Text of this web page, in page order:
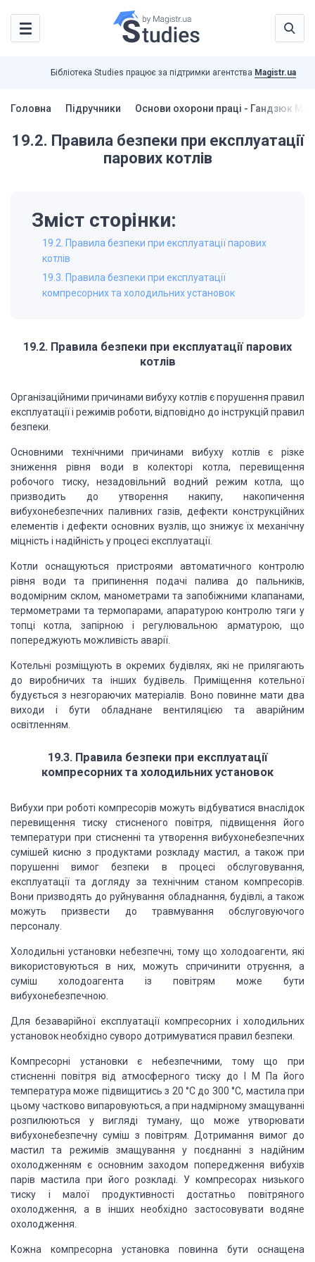
Бібліотека Studies працює за підтримки агентства Magistr.ua
Головна Підручники Основи охорони праці - Гандзюк М.П.
19.2. Правила безпеки при експлуатації
парових котлів
Зміст сторінки:
19.2. Правила безпеки при експлуатації парових
котлів
19.3. Правила безпеки при експлуатації
компресорних та холодильних установок
19.2. Правила безпеки при експлуатації парових
котлів
Організаційними причинами вибуху котлів є порушення правил
експлуатації і режимів роботи, відповідно до інструкцій правил
безпеки.
Основними технічними причинами вибуху котлів є різке
зниження рівня води в колекторі котла, перевищення
робочого тиску, незадовільний водний режим котла, що
призводить до утворення накипу, накопичення
вибухонебезпечних паливних газів, дефекти конструкційних
елементів і дефекти основних вузлів, що знижує їх механічну
міцність і надійність у процесі експлуатації.
Котли оснащуються пристроями автоматичного контролю
рівня води та припинення подачі палива до пальників,
водомірним склом, манометрами та запобіжними клапанами,
термометрами та термопарами, апаратурою контролю тяги у
топці котла, запірною і регулювальною арматурою, що
попереджують можливість аварії.
Котельні розміщують в окремих будівлях, які не прилягають
до виробничих та інших будівель. Приміщення котельної
будується з незгораючих матеріалів. Воно повинне мати два
виходи і бути обладнане вентиляцією та аварійним
освітленням.
19.3. Правила безпеки при експлуатації
компресорних та холодильних установок
Вибухи при роботі компресорів можуть відбуватися внаслідок
перевищення тиску стисненого повітря, підвищення його
температури при стисненні та утворення вибухонебезпечних
сумішей кисню з продуктами розкладу мастил, а також при
порушенні вимог безпеки в процесі обслуговування,
експлуатації та догляду за технічним станом компресорів.
Вони призводять до руйнування обладнання, будівлі, а також
можуть призвести до травмування обслуговуючого
персоналу.
Холодильні установки небезпечні, тому що холодоагенти, які
використовуються в них, можуть спричинити отруєння, а
суміш холодоагента із повітрям може бути
вибухонебезпечною.
Для безаварійної експлуатації компресорних і холодильних
установок необхідно суворо дотримуватися правил безпеки.
Компресорні установки є небезпечними, тому що при
стисненні повітря від атмосферного тиску до І М Па його
температура може підвищитись з 20 °С до 300 °С, мастила при
цьому частково випаровуються, а при надмірному змащуванні
розпилюються у вигляді туману, що може утворювати
вибухонебезпечну суміш з повітрям. Дотримання вимог до
мастил та режимів змащування у поєднанні з надійним
охолодженням є основним заходом попередження вибухів
парів мастила при його розкладі. У компресорах низького
тиску і малої продуктивності достатньо повітряного
охолодження, а в інших необхідно застосовувати водяне
охолодження.
Кожна компресорна установка повинна бути оснащена